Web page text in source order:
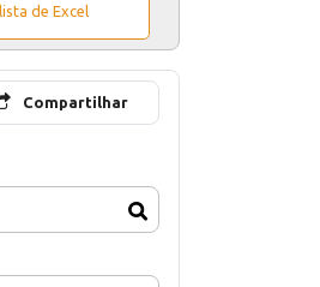
de Excel
Compartilhar